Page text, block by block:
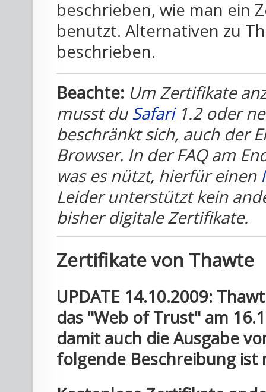
beschrieben, wie man ein
benutzt. Alternativen zu
beschrieben.
Beachte: Um Zertifikate
musst duSafari1.2 oder
beschränkt sich, auch der
Browser. In der FAQ am
was es nützt, hierfür einen
Leider unterstützt kein
bisher digitale Zertifikate.
Zertifikate von Thawte
UPDATE 14.10.2009:
das "Web of Trust" am
damit auch die Ausgabe
folgende Beschreibung